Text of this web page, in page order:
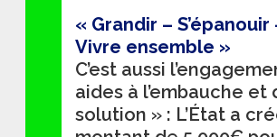
« Grandir –
Vivre ensemble »
C’est aussi
aides à l’embauche
solution » : L’État a